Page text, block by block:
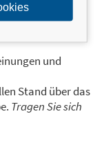
und
Stand über das
Tragen Sie sich